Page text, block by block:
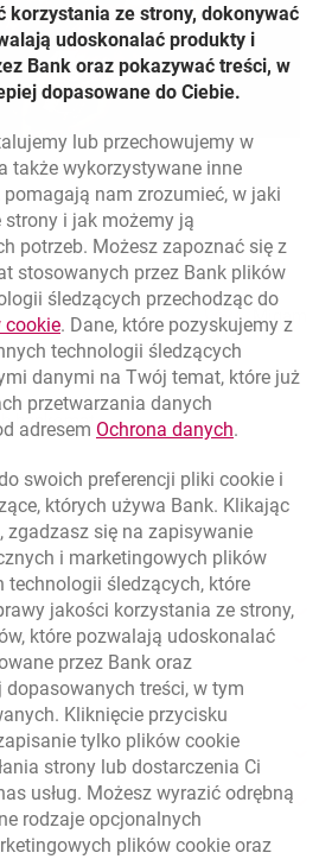
Migam
bankomat otwiera się w nowej karcie
w nowej karcie
korzystania ze strony, dokonywać
udoskonalać produkty i
Bank oraz pokazywać treści, w
dopasowane do Ciebie.
lub przechowujemy w
także wykorzystywane inne
nam zrozumieć, w jaki
i jak możemy ją
potrzeb. Możesz zapoznać się z
stosowanych przez Bank plików
śledzących przechodząc do
cookielink otwiera się w nowym oknie
. Dane, które pozyskujemy z
technologii śledzących
danymi na Twój temat, które już
przetwarzania danych
adresem Ochrona danychlink
.
swoich preferencji pliki cookie i
których używa Bank. Klikając
zgadzasz się na zapisywanie
i marketingowych plików
technologii śledzących, które
jakości korzystania ze strony,
które pozwalają udoskonalać
przez Bank oraz
dopasowanych treści, w tym
Kliknięcie przycisku
tylko plików cookie
strony lub dostarczenia Ci
usług. Możesz wyrazić odrębną
rodzaje opcjonalnych
plików cookie oraz